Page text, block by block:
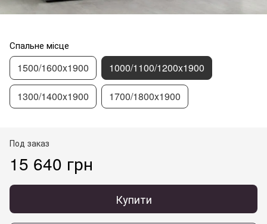
Спальне місце
1500/1600x1900 1000/1100/1200x1900
1300/1400x1900 1700/1800x1900
Под заказ
15 640 грн
Купити